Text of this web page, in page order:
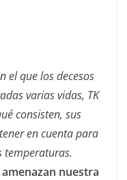
el que los decesos
varias vidas, TK
consisten, sus
en cuenta para
temperaturas.
nuestra